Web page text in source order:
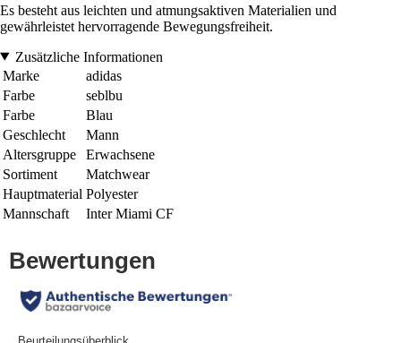
Es besteht aus leichten und atmungsaktiven Materialien und
gewährleistet hervorragende Bewegungsfreiheit.
Zusätzliche Informationen
Marke
adidas
Farbe
seblbu
Farbe
Blau
Geschlecht
Mann
Altersgruppe
Erwachsene
Sortiment
Matchwear
Hauptmaterial Polyester
Mannschaft
Inter Miami CF